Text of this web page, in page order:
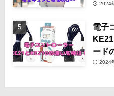
2024
電子
ード
2024